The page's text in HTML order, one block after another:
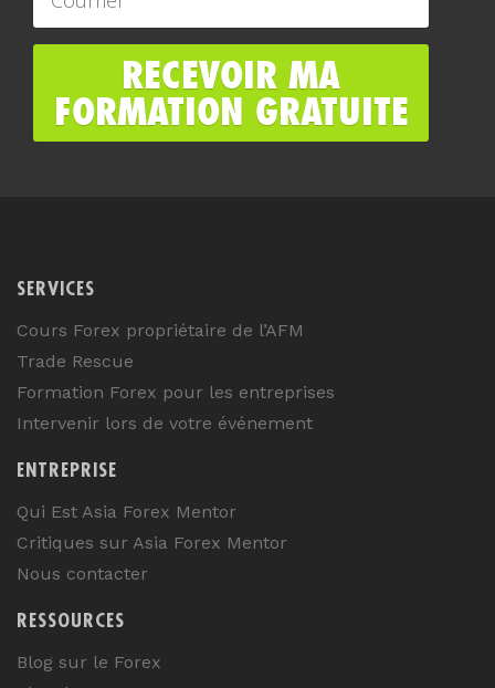
SERVICES
Cours Forex propriétaire de l’AFM
Trade Rescue
Formation Forex pour les entreprises
Intervenir lors de votre événement
ENTREPRISE
Qui Est Asia Forex Mentor
Critiques sur Asia Forex Mentor
Nous contacter
RESSOURCES
Blog sur le Forex